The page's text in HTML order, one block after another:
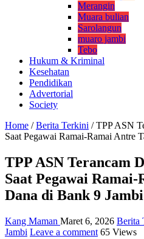
Merangin
Muara bulian
Sarolangun
muaro jambi
Tebo
Hukum & Kriminal
Kesehatan
Pendidikan
Advertorial
Society
Home / Berita Terkini / TPP ASN
Saat Pegawai Ramai-Ramai Antre
TPP ASN Terancam
Saat Pegawai
Dana di Bank 9 Jambi
Kang Maman Maret 6, 2026 Berita
Jambi Leave a comment 65 Views